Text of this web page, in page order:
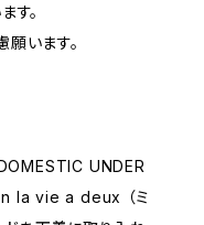
す。
います。
UNDER
la vie a deux （ミ